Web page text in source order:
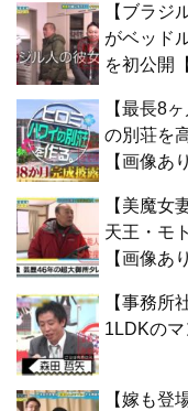
【ブラジ
がベッド
を初公開
【最長8
の別荘を
【画像あ
【美魔女
天王・モ
【画像あ
【事務所
1LDKのマ
【嫁も登